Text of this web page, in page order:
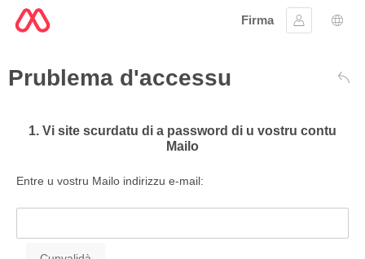
Firma
Firmà lu
Prublema d'accessu
1. Vi site scurdatu di a password di u vostru contu
Mailo
Entre u vostru Mailo indirizzu e-mail: